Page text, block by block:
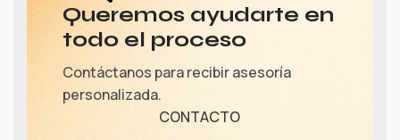
Queremos ayudarte en
todo el proceso
Contáctanos para recibir asesoría
personalizada.
CONTACTO